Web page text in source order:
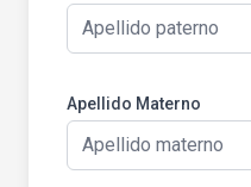
Apellido Materno